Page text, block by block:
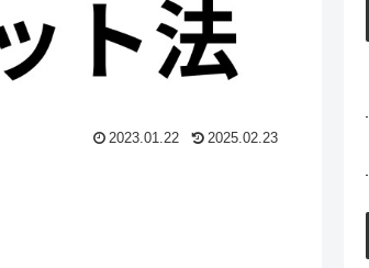
2023.01.22 2025.02.23